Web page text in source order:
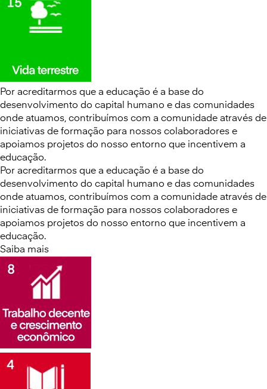
Por acreditarmos que a educação é a base do
desenvolvimento do capital humano e das comunidades
onde atuamos, contribuímos com a comunidade através de
iniciativas de formação para nossos colaboradores e
apoiamos projetos do nosso entorno que incentivem a
educação.
Por acreditarmos que a educação é a base do
desenvolvimento do capital humano e das comunidades
onde atuamos, contribuímos com a comunidade através de
iniciativas de formação para nossos colaboradores e
apoiamos projetos do nosso entorno que incentivem a
educação.
Saiba mais